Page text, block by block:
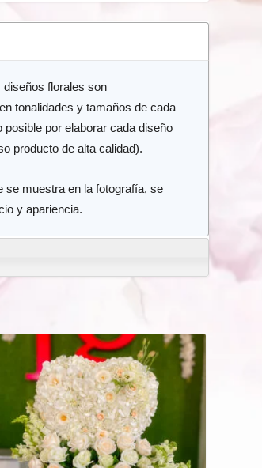
florales son
tonalidades y tamaños de cada
por elaborar cada diseño
producto de alta calidad).
se muestra en la fotografía, se
y apariencia.